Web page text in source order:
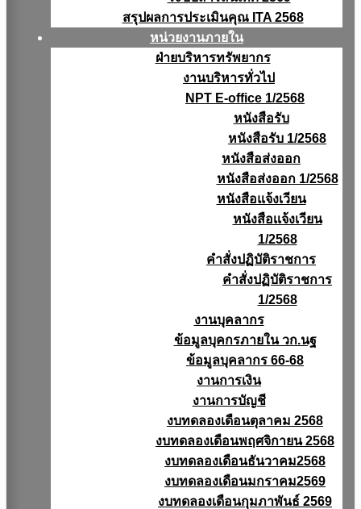
สรุปผลการประเมินคุณ ITA 2568
หน่วยงานภายใน
ฝ่ายบริหารทรัพยากร
งานบริหารทั่วไป
NPT E-office 1/2568
หนังสือรับ
หนังสือรับ 1/2568
หนังสือส่งออก
หนังสือส่งออก 1/2568
หนังสือแจ้งเวียน
หนังสือเเจ้งเวียน
1/2568
คำสั่งปฏิบัติราชการ
คำสั่งปฏิบัติราชการ
1/2568
งานบุคลากร
ข้อมูลบุคกรภายใน วก.นฐ
ข้อมูลบุคลากร 66-68
งานการเงิน
งานการบัญชี
งบทดลองเดือนตุลาคม 2568
งบทดลองเดือนพฤศจิกายน 2568
งบทดลองเดือนธันวาคม2568
งบทดลองเดือนมกราคม2569
งบทดลองเดือนกุมภาพันธ์ 2569